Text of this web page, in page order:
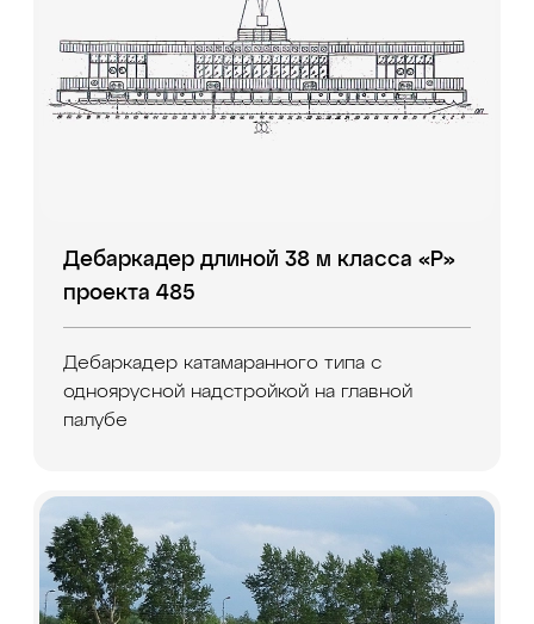
Дебаркадер длиной 38 м класса «Р»
проекта 485
Дебаркадер катамаранного типа с
одноярусной надстройкой на главной
палубе